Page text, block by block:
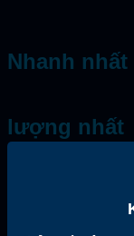
Nhanh nhất
lượng nhất